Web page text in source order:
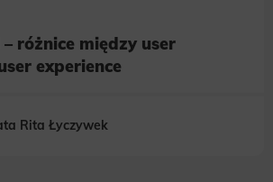
różnice między user
experience
Rita Łyczywek